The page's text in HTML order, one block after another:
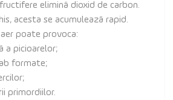
elimină dioxid de carbon.
acesta se acumulează rapid.
poate provoca:
a picioarelor;
formate;
primordiilor.